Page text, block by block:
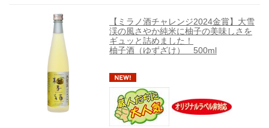
【ミラノ酒チャレンジ2024金賞】大雪
渓の風さやか純米に柚子の美味しさを
ギュッと詰めました！
柚子酒（ゆずざけ） 500ml